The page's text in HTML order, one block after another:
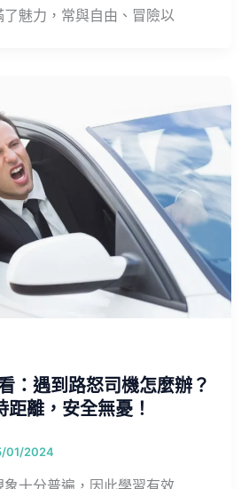
魅力，常與自由、冒險以
：遇到路怒司機怎麼辦？
離，安全無憂！
01/2024
十分普遍，因此學習有效